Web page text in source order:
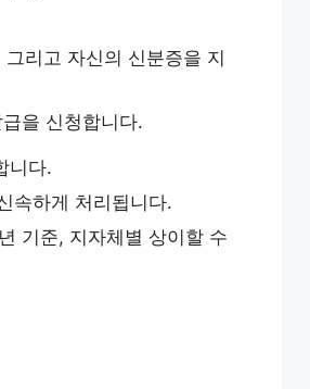
리고 자신의 신분증을 지
을 신청합니다.
니다.
속하게 처리됩니다.
기준, 지자체별 상이할 수